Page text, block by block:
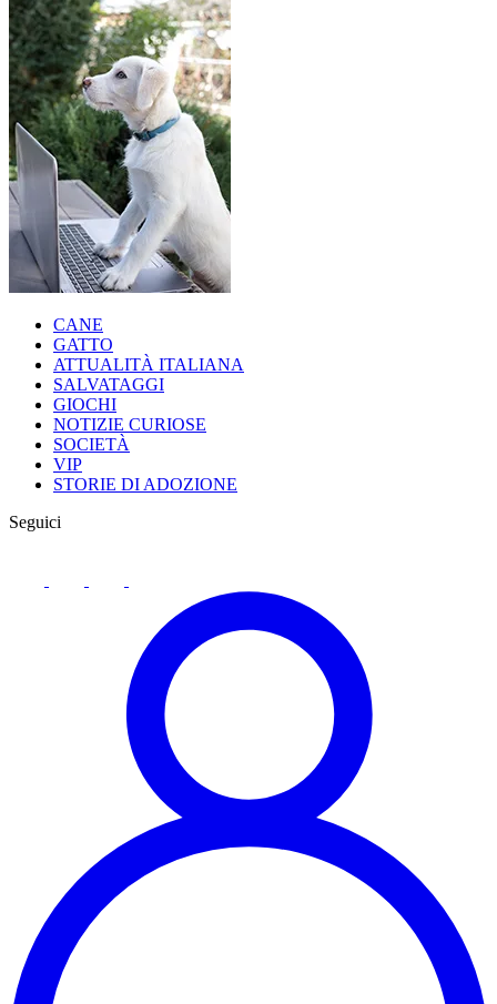
CANE
GATTO
ATTUALITÀ ITALIANA
SALVATAGGI
GIOCHI
NOTIZIE CURIOSE
SOCIETÀ
VIP
STORIE DI ADOZIONE
Seguici